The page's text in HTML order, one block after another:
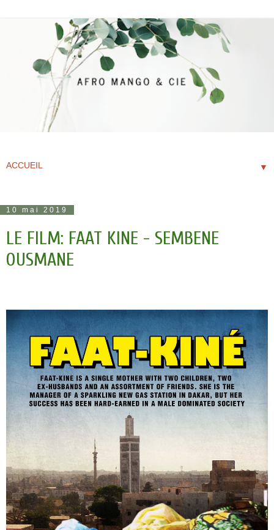
▼
10 mai 2019
LE FILM: FAAT KINE - SEMBENE
OUSMANE